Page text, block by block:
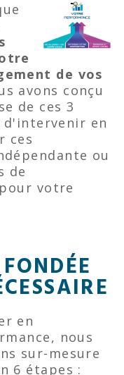
de vos
avons conçu
de ces 3
en
ces
ou
de
votre
en
nous
sur-mesure
6 étapes :